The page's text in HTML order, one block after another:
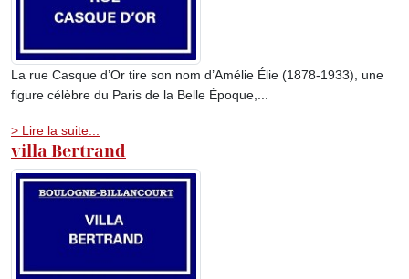
La rue Casque d’Or tire son nom d’Amélie Élie (1878-1933), une
figure célèbre du Paris de la Belle Époque,...
> Lire la suite...
villa Bertrand